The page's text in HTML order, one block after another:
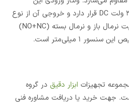
سنسور در محدوده ۶ تا ۳۶ ولت DC قرار دارد و خروجی آن از نوع
PNP چهار سیمه با وضعیت نرمال باز و نرمال بسته (NO+NC)
۱ میلی‌متر است.
تجهیزات ابزار دقیق در گروه
جهت خرید یا دریافت مشاوره فنی